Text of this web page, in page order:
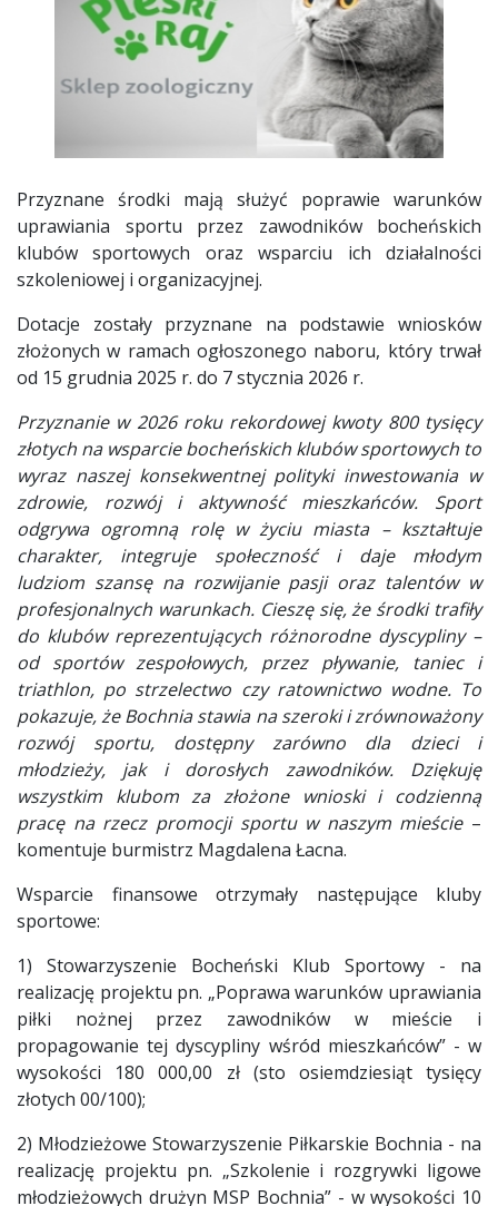
Przyznane środki mają służyć poprawie warunków
uprawiania sportu przez zawodników bocheńskich
klubów sportowych oraz wsparciu ich działalności
szkoleniowej i organizacyjnej.
Dotacje zostały przyznane na podstawie wniosków
złożonych w ramach ogłoszonego naboru, który trwał
od 15 grudnia 2025 r. do 7 stycznia 2026 r.
Przyznanie w 2026 roku rekordowej kwoty 800 tysięcy
złotych na wsparcie bocheńskich klubów sportowych to
wyraz naszej konsekwentnej polityki inwestowania w
zdrowie, rozwój i aktywność mieszkańców. Sport
odgrywa ogromną rolę w życiu miasta – kształtuje
charakter, integruje społeczność i daje młodym
ludziom szansę na rozwijanie pasji oraz talentów w
profesjonalnych warunkach. Cieszę się, że środki trafiły
do klubów reprezentujących różnorodne dyscypliny –
od sportów zespołowych, przez pływanie, taniec i
triathlon, po strzelectwo czy ratownictwo wodne. To
pokazuje, że Bochnia stawia na szeroki i zrównoważony
rozwój sportu, dostępny zarówno dla dzieci i
młodzieży, jak i dorosłych zawodników. Dziękuję
wszystkim klubom za złożone wnioski i codzienną
pracę na rzecz promocji sportu w naszym mieście–
komentuje burmistrz Magdalena Łacna.
Wsparcie finansowe otrzymały następujące kluby
sportowe:
1) Stowarzyszenie Bocheński Klub Sportowy - na
realizację projektu pn. „Poprawa warunków uprawiania
piłki nożnej przez zawodników w mieście i
propagowanie tej dyscypliny wśród mieszkańców” - w
wysokości 180 000,00 zł (sto osiemdziesiąt tysięcy
złotych 00/100);
2) Młodzieżowe Stowarzyszenie Piłkarskie Bochnia - na
realizację projektu pn. „Szkolenie i rozgrywki ligowe
młodzieżowych drużyn MSP Bochnia” - w wysokości 10